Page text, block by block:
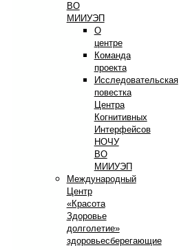
ВО
МИИУЭП
О
центре
Команда
проекта
Исследовательская
повестка
Центра
Когнитивных
Интерфейсов
НОЧУ
ВО
МИИУЭП
Международный
Центр
«Красота
Здоровье
долголетие»
здоровьесберегающие